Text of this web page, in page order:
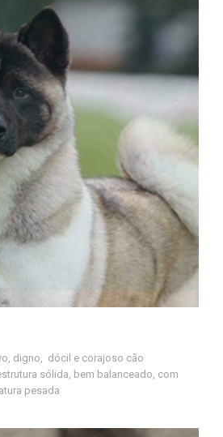
digno, dócil e corajoso cão
sólida, bem balanceado, com
pesada